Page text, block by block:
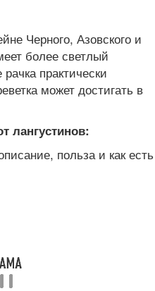
Черного, Азовского и
более светлый
практически
может достигать в
лангустинов:
польза и как есть